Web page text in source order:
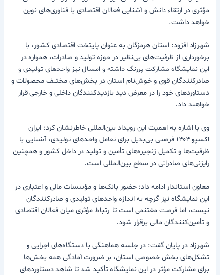
مؤثری در ارتقاء دانش و آشنایی فعالان اقتصادی با فناوری‌های نوین
خواهد داشت.
شهرزاد افزود: استان هرمزگان به عنوان پایتخت اقتصادی کشور، با
برخورداری از ظرفیت‌های بی‌نظیر در حوزه تولید و صادرات، همواره در
این نمایشگاه مشارکت پررنگ داشته و امسال نیز واحدهای تولیدی و
صادرکنندگان قوی و خوش‌نام استان در بخش‌های مختلف محصولات و
دستاوردهای خود را در معرض دید بازدیدکنندگان داخلی و خارجی قرار
خواهند داد.
وی با اشاره به اهمیت این رویداد بین‌المللی خاطرنشان کرد: ایران
اکسپو ۱۴۰۴ فرصتی بی‌بدیل برای تعامل واحدهای تولیدی، آشنایی با
ظرفیت‌ها و تکمیل زنجیره‌های تأمین و تولید در داخل کشور و همچنین
رایزنی‌های صادراتی در سطح بین‌المللی است.
معاون استاندار ادامه داد: حضور بانک‌ها و مؤسسات مالی و اعتباری در
این نمایشگاه نیز گرچه به اندازه واحدهای تولیدی و صادرکنندگان
نیست، اما فرصت مغتنمی است تا ارتباط مؤثری میان فعالان اقتصادی
و تأمین‌کنندگان مالی برقرار شود.
شهرزاد در پایان گفت: در جلسه هماهنگی با دستگاه‌های اجرایی و
تشکل‌های بخش خصوصی استان، بر ضرورت آمادگی همه بخش‌ها
برای مشارکت مؤثر در این نمایشگاه تأکید شد تا شاهد دستاوردهای